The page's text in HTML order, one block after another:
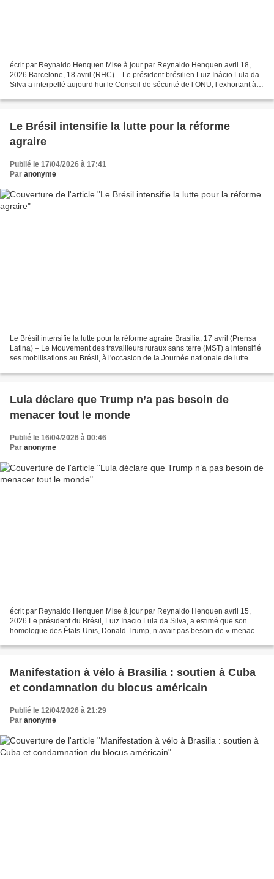
écrit par Reynaldo Henquen Mise à jour par Reynaldo Henquen avril 18,
2026 Barcelone, 18 avril (RHC) – Le président brésilien Luiz Inácio Lula da
Silva a interpellé aujourd’hui le Conseil de sécurité de l’ONU, l’exhortant à
Le Brésil intensifie la lutte pour la réforme
agraire
Publié le 17/04/2026 à 17:41
Par anonyme
Le Brésil intensifie la lutte pour la réforme agraire Brasilia, 17 avril (Prensa
Latina) – Le Mouvement des travailleurs ruraux sans terre (MST) a intensifié
ses mobilisations au Brésil, à l'occasion de la Journée nationale de lutte
Lula déclare que Trump n’a pas besoin de
menacer tout le monde
Publié le 16/04/2026 à 00:46
Par anonyme
écrit par Reynaldo Henquen Mise à jour par Reynaldo Henquen avril 15,
2026 Le président du Brésil, Luiz Inacio Lula da Silva, a estimé que son
homologue des États-Unis, Donald Trump, n’avait pas besoin de « menacer
Manifestation à vélo à Brasilia : soutien à Cuba
et condamnation du blocus américain
Publié le 12/04/2026 à 21:29
Par anonyme